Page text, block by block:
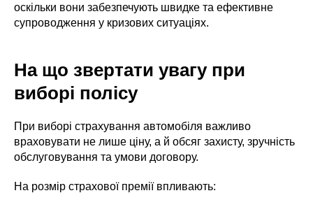
оскільки вони забезпечують швидке та ефективне
супроводження у кризових ситуаціях.
На що звертати увагу при
виборі полісу
При виборі страхування автомобіля важливо
враховувати не лише ціну, а й обсяг захисту, зручність
обслуговування та умови договору.
На розмір страхової премії впливають: